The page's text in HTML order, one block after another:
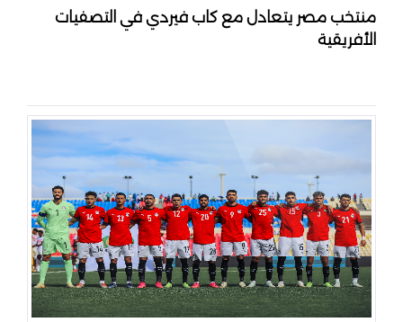
منتخب مصر يتعادل مع كاب فيردي في التصفيات
الأفريقية